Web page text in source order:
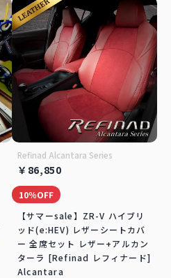
Refinad Alcantara Series
￥86,850
10％OFF
【サマーsale】ZR-V ハイブリ
ッド(e:HEV) レザーシートカバ
ー 全席セット レザー+アルカン
ターラ [Refinad レフィナード]
Alcantara